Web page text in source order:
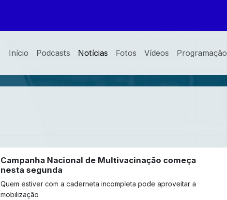
Início Podcasts Notícias Fotos Vídeos Programação
Campanha Nacional de Multivacinação começa
nesta segunda
Quem estiver com a caderneta incompleta pode aproveitar a
mobilização